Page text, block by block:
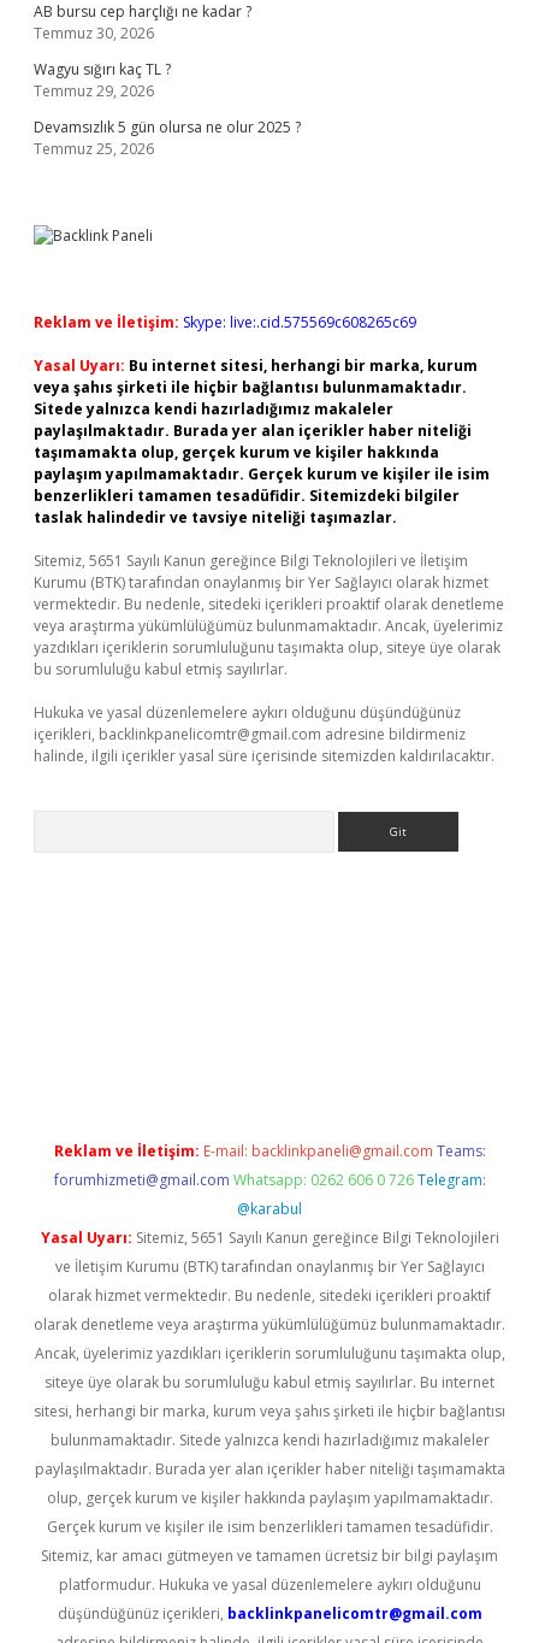
AB bursu cep harçlığı ne kadar ?
Temmuz 30, 2026
Wagyu sığırı kaç TL ?
Temmuz 29, 2026
Devamsızlık 5 gün olursa ne olur 2025 ?
Temmuz 25, 2026
Reklam ve İletişim: Skype: live:.cid.575569c608265c69
Yasal Uyarı: Bu internet sitesi, herhangi bir marka, kurum
veya şahıs şirketi ile hiçbir bağlantısı bulunmamaktadır.
Sitede yalnızca kendi hazırladığımız makaleler
paylaşılmaktadır. Burada yer alan içerikler haber niteliği
taşımamakta olup, gerçek kurum ve kişiler hakkında
paylaşım yapılmamaktadır. Gerçek kurum ve kişiler ile isim
benzerlikleri tamamen tesadüfidir. Sitemizdeki bilgiler
taslak halindedir ve tavsiye niteliği taşımazlar.
Sitemiz, 5651 Sayılı Kanun gereğince Bilgi Teknolojileri ve İletişim
Kurumu (BTK) tarafından onaylanmış bir Yer Sağlayıcı olarak hizmet
vermektedir. Bu nedenle, sitedeki içerikleri proaktif olarak denetleme
veya araştırma yükümlülüğümüz bulunmamaktadır. Ancak, üyelerimiz
yazdıkları içeriklerin sorumluluğunu taşımakta olup, siteye üye olarak
bu sorumluluğu kabul etmiş sayılırlar.
Hukuka ve yasal düzenlemelere aykırı olduğunu düşündüğünüz
içerikleri, backlinkpanelicomtr@gmail.com adresine bildirmeniz
halinde, ilgili içerikler yasal süre içerisinde sitemizden kaldırılacaktır.
Reklam ve İletişim: E-mail: backlinkpaneli@gmail.com Teams:
forumhizmeti@gmail.com Whatsapp: 0262 606 0 726 Telegram:
@karabul
Yasal Uyarı: Sitemiz, 5651 Sayılı Kanun gereğince Bilgi Teknolojileri
ve İletişim Kurumu (BTK) tarafından onaylanmış bir Yer Sağlayıcı
olarak hizmet vermektedir. Bu nedenle, sitedeki içerikleri proaktif
olarak denetleme veya araştırma yükümlülüğümüz bulunmamaktadır.
Ancak, üyelerimiz yazdıkları içeriklerin sorumluluğunu taşımakta olup,
siteye üye olarak bu sorumluluğu kabul etmiş sayılırlar. Bu internet
sitesi, herhangi bir marka, kurum veya şahıs şirketi ile hiçbir bağlantısı
bulunmamaktadır. Sitede yalnızca kendi hazırladığımız makaleler
paylaşılmaktadır. Burada yer alan içerikler haber niteliği taşımamakta
olup, gerçek kurum ve kişiler hakkında paylaşım yapılmamaktadır.
Gerçek kurum ve kişiler ile isim benzerlikleri tamamen tesadüfidir.
Sitemiz, kar amacı gütmeyen ve tamamen ücretsiz bir bilgi paylaşım
platformudur. Hukuka ve yasal düzenlemelere aykırı olduğunu
düşündüğünüz içerikleri, backlinkpanelicomtr@gmail.com